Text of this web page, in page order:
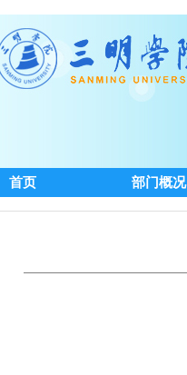
首页 部门概况